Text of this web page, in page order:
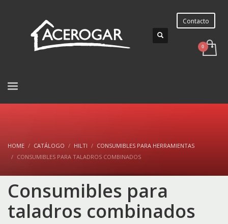
Contacto
HOME CATÁLOGO HILTI
CONSUMIBLES PARA HERRAMIENTAS
CONSUMIBLES PARA TALADROS COMBINADOS
Consumibles para
taladros combinados